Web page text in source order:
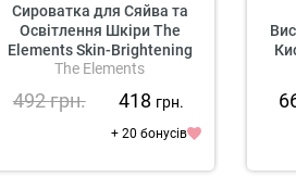
Сироватка для Сяйва та
Освітлення Шкіри The
Elements Skin-Brightening
Serum
The Elements
492грн. 418 грн.
+ 20 бонусів